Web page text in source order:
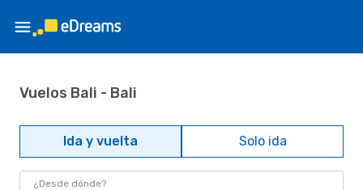
Vuelos Bali - Bali
Ida y vuelta Solo ida
¿Desde dónde?